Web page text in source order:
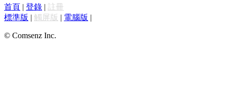
首頁 | 登錄 | 註冊
標準版 | 觸屏版 | 電腦版 |
© Comsenz Inc.